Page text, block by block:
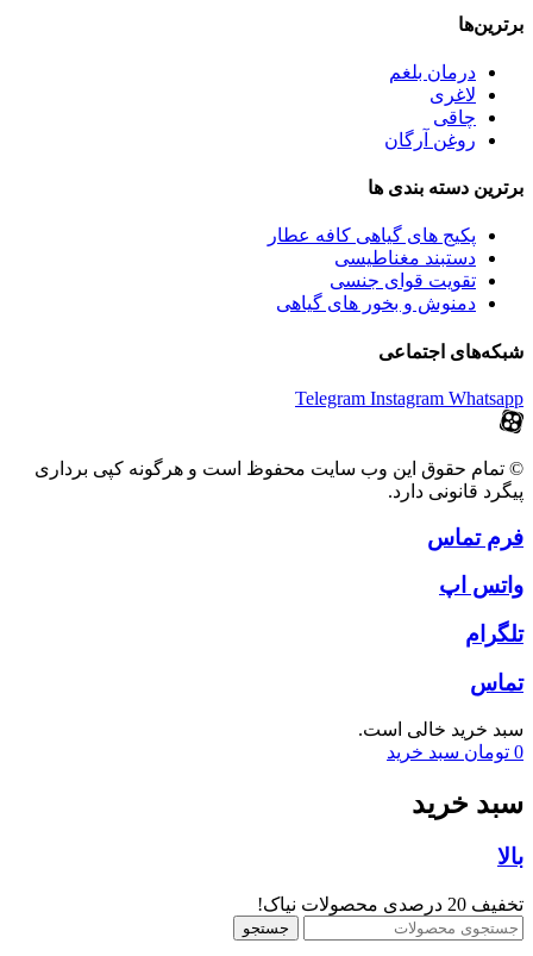
برترین‌ها
درمان بلغم
لاغری
چاقی
روغن آرگان
برترین‌ دسته بندی ها
پکیج های گیاهی کافه عطار
دستبند مغناطیسی
تقویت قوای جنسی
دمنوش و بخور های گیاهی
شبکه‌های اجتماعی
Telegram Instagram Whatsapp
© تمام حقوق این وب سایت محفوظ است و هرگونه کپی برداری
پیگرد قانونی دارد.
فرم تماس
واتس اپ
تلگرام
تماس
سبد خرید خالی است.
0 تومان سبد خرید
سبد خرید
بالا
تخفیف 20 درصدی محصولات نیاک!
جستجو